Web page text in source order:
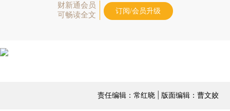
财新通会员
可畅读全文
订阅/会员升级
责任编辑：常红晓 | 版面编辑：曹文姣